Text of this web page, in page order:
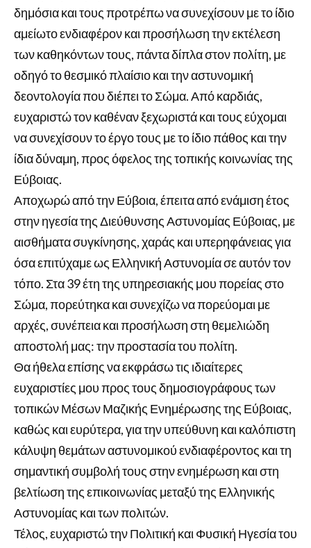
δημόσια και τους προτρέπω να συνεχίσουν με το ίδιο
αμείωτο ενδιαφέρον και προσήλωση την εκτέλεση
των καθηκόντων τους, πάντα δίπλα στον πολίτη, με
οδηγό το θεσμικό πλαίσιο και την αστυνομική
δεοντολογία που διέπει το Σώμα. Από καρδιάς,
ευχαριστώ τον καθέναν ξεχωριστά και τους εύχομαι
να συνεχίσουν το έργο τους με το ίδιο πάθος και την
ίδια δύναμη, προς όφελος της τοπικής κοινωνίας της
Εύβοιας.
Αποχωρώ από την Εύβοια, έπειτα από ενάμιση έτος
στην ηγεσία της Διεύθυνσης Αστυνομίας Εύβοιας, με
αισθήματα συγκίνησης, χαράς και υπερηφάνειας για
όσα επιτύχαμε ως Ελληνική Αστυνομία σε αυτόν τον
τόπο. Στα 39 έτη της υπηρεσιακής μου πορείας στο
Σώμα, πορεύτηκα και συνεχίζω να πορεύομαι με
αρχές, συνέπεια και προσήλωση στη θεμελιώδη
αποστολή μας: την προστασία του πολίτη.
Θα ήθελα επίσης να εκφράσω τις ιδιαίτερες
ευχαριστίες μου προς τους δημοσιογράφους των
τοπικών Μέσων Μαζικής Ενημέρωσης της Εύβοιας,
καθώς και ευρύτερα, για την υπεύθυνη και καλόπιστη
κάλυψη θεμάτων αστυνομικού ενδιαφέροντος και τη
σημαντική συμβολή τους στην ενημέρωση και στη
βελτίωση της επικοινωνίας μεταξύ της Ελληνικής
Αστυνομίας και των πολιτών.
Τέλος, ευχαριστώ την Πολιτική και Φυσική Ηγεσία του